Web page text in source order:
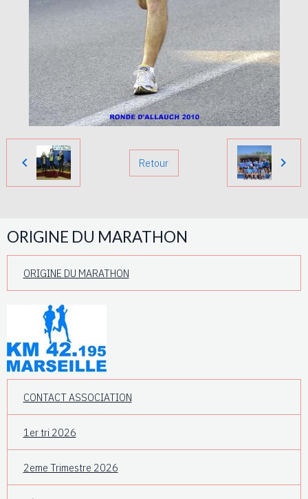
Retour
ORIGINE DU MARATHON
ORIGINE DU MARATHON
CONTACT ASSOCIATION
1er tri 2026
2eme Trimestre 2026